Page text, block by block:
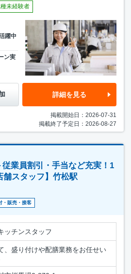
未経験者
躍中
ン実
詳細を見る
掲載開始日：2026-07-31
掲載終了予定日：2026-08-27
従業員割引・手当など充実！1
舗スタッフ】竹松駅
・販売・接客
ッチンスタッフ
、盛り付けや配膳業務をお任せい